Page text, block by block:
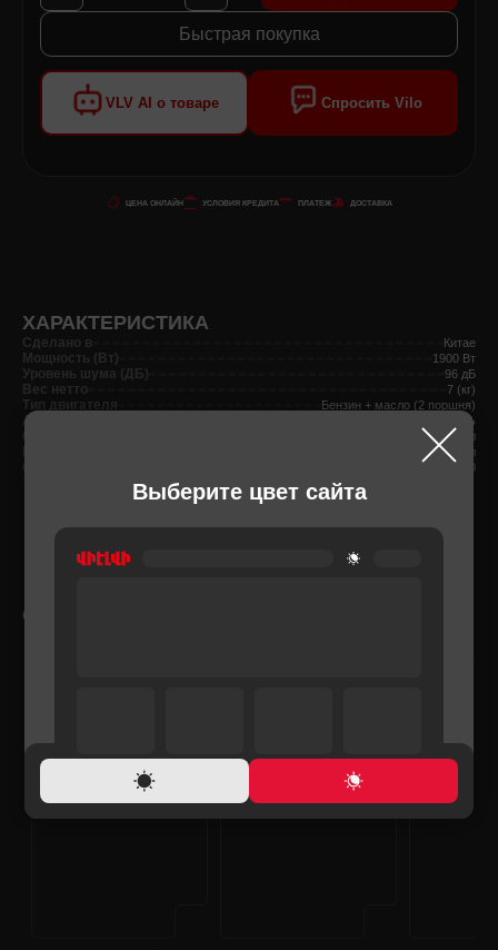
Выберите цвет сайта
VLV AI о товаре Спросить Vilo
Быстрая покупка
ЦЕНА ОНЛАЙН УСЛОВИЯ КРЕДИТА ПЛАТЕЖ ДОСТАВКА
ХАРАКТЕРИСТИКА
Сделано в Китае
Мощность (Вт) 1900 Вт
Уровень шума (ДБ) 96 дБ
Вес нетто 7 (кг)
Тип двигателя Бензин + масло (2 поршня)
Антивибрационная система Есть
52 л
0.7 л
9500
Чтобы узнать больше
СОПУТСТВУЮЩИЕ ТОВАРЫ